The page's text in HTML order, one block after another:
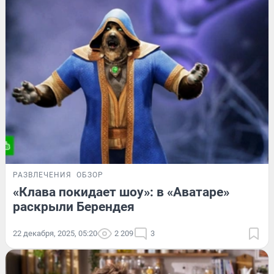
РАЗВЛЕЧЕНИЯ ОБЗОР
«Клава покидает шоу»: в «Аватаре»
раскрыли Берендея
22 декабря, 2025, 05:20 2 209 3